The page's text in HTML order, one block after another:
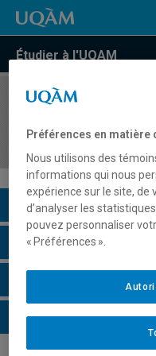
Étudier à l'UQAM
COURS//
mode
Description du cours
Horaire - Été 2026
Horaire - Automne 2026
Horaire - Hiver 2027
Préférences en matière
Nous utilisons des
informations qui nous
expérience sur le site, de
d’analyser les
pouvez personnaliser
« Préférences ».